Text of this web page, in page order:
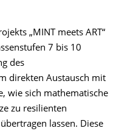
„MINT meets ART“
7 bis 10
des
direkten Austausch mit
wie sich mathematische
zu resilienten
lassen. Diese